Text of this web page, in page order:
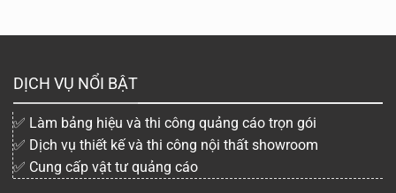
DỊCH VỤ NỔI BẬT
✅ Làm bảng hiệu và thi công quảng cáo trọn gói
✅ Dịch vụ thiết kế và thi công nội thất showroom
✅ Cung cấp vật tư quảng cáo